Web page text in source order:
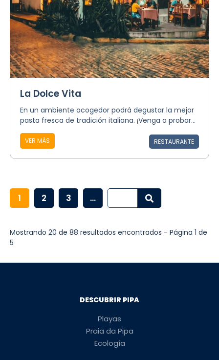
La Dolce Vita
En un ambiente acogedor podrá degustar la mejor
pasta fresca de tradición italiana. ¡Venga a probar...
VER MÁS RESTAURANTE
1 2 3 ...
Mostrando 20 de 88 resultados encontrados - Página 1 de
5
DESCUBRIR PIPA
Playas
Praia da Pipa
Ecología